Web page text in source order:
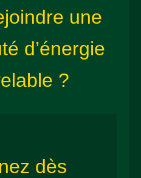
une
d’énergie
?
dès